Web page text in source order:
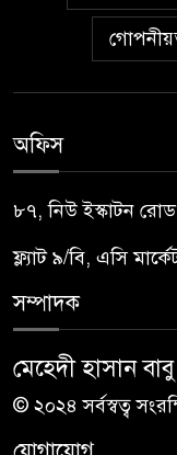
অফিস
৮৭, নিউ ইস্কাটন
ফ্ল্যাট ৯/বি, এসি
সম্পাদক
মেহেদী হাসান বাবু
© ২০২৪ সর্বস্বত্ব